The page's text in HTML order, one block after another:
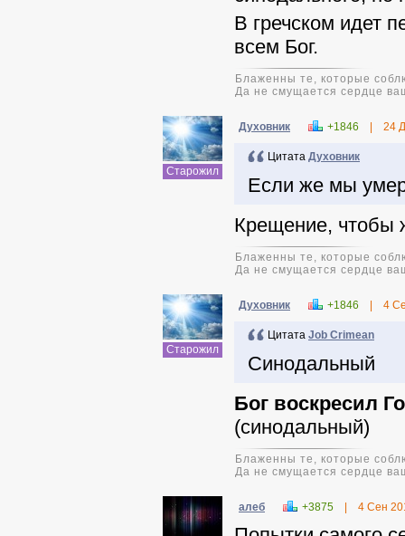
В гречском идет
всем Бог.
Блаженны те, которые
Да не смущается сердце
Старожил
Духовник +1846 24
Цитата Духовник
Если же мы
Крещение, чтобы
Блаженны те, которые
Да не смущается сердце
Старожил
Духовник +1846 4
Цитата Job Crimean
Синодальный
Бог воскресил
(синодальный)
Блаженны те, которые
Да не смущается сердце
алеб +3875 4 Сен